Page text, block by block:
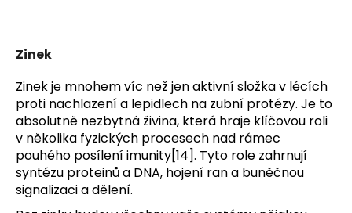
Zinek
Zinek je mnohem víc než jen aktivní složka v lécích
proti nachlazení a lepidlech na zubní protézy. Je to
absolutně nezbytná živina, která hraje klíčovou roli
v několika fyzických procesech nad rámec
pouhého posílení imunity[14]. Tyto role zahrnují
syntézu proteinů a DNA, hojení ran a buněčnou
signalizaci a dělení.